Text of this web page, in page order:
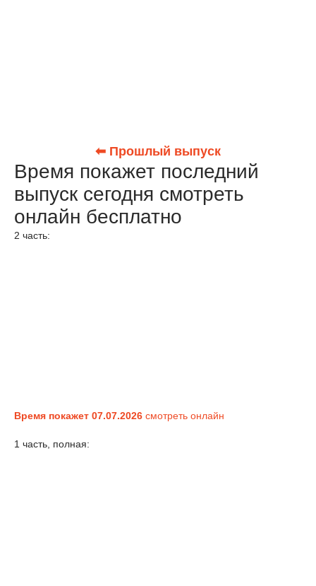
⬅ Прошлый выпуск
Время покажет последний
выпуск сегодня смотреть
онлайн бесплатно
2 часть:
Время покажет 07.07.2026 смотреть онлайн
1 часть, полная: